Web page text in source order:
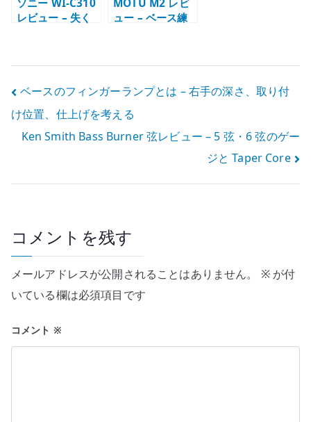
ソニー WI-C310
レビュー – 失く
MOTU M2 レビ
ュー – ベース練
投
稿
ナ
ビ
ー
シ
ョ
ン
ベースのフィンガーランプとは – 右手の深さ、取り付
け位置、仕上げを考える
Ken Smith Bass Burner 弦レビュー – 5 弦・6 弦のゲー
ジと Taper Core
コメントを残す
メールアドレスが公開されることはありません。 ※が付
いている欄は必須項目です
コメント ※